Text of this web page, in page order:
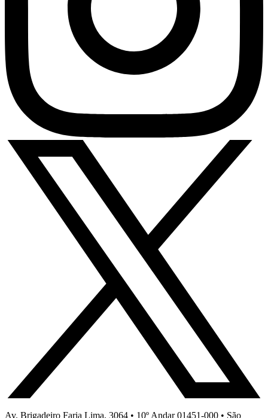
Av. Brigadeiro Faria Lima, 3064 • 10º Andar 01451-000 • São